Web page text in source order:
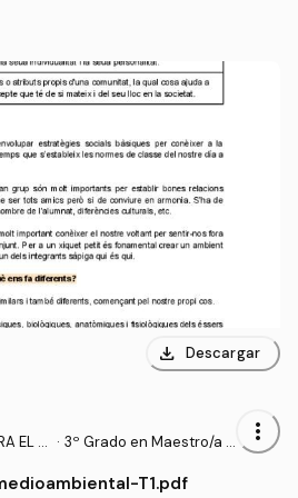
download Descargar
EL D · 3º Grado en Maestro/a d
more_vert
T1.pdf